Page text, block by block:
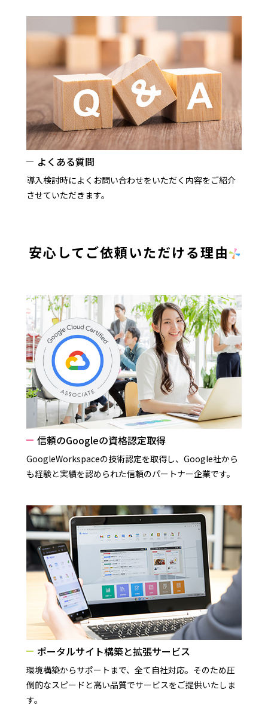
よくある質問
導入検討時によくお問い合わせをいただく内容をご紹介
させていただきます。
安心してご依頼いただける理由
信頼のGoogleの資格認定取得
GoogleWorkspaceの技術認定を取得し、Google社から
も経験と実績を認められた信頼のパートナー企業です。
ポータルサイト構築と拡張サービス
環境構築からサポートまで、全て自社対応。そのため圧
倒的なスピードと高い品質でサービスをご提供いたしま
す。